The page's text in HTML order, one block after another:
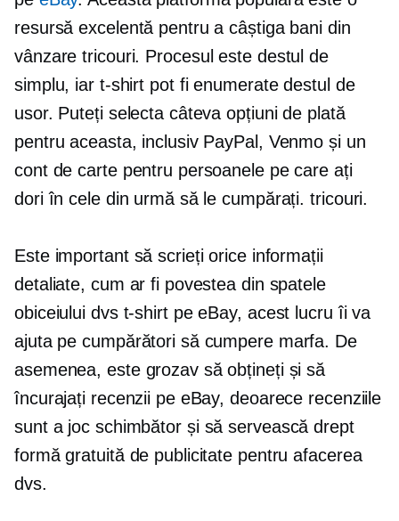
resursă excelentă pentru a câștiga bani din
vânzaretricouri. Procesul este destul de
simplu, iar t-shirt pot fi enumerate destul de
usor. Puteți selecta câteva opțiuni de plată
pentru aceasta, inclusiv PayPal, Venmo și un
cont de carte pentru persoanele pe care ați
dori în cele din urmă să le cumpărați.tricouri.
Este important să scrieți orice informații
detaliate, cum ar fi povestea din spatele
obiceiului dvs t-shirtpe eBay, acest lucru îi va
ajuta pe cumpărători să cumpere marfa. De
asemenea, este grozav să obțineți și să
încurajați recenzii pe eBay, deoarece recenziile
sunt a joc schimbătorși să servească drept
formă gratuită de publicitate pentru afacerea
dvs.